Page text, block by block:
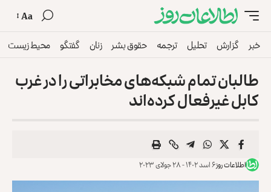
Aa
خبر گزارش تحلیل ترجمه حقوق بشر زنان گفتگو محیط زیست
طالبان تمام شبکه‌های مخابراتی را در غرب
کابل غیرفعال کرده‌اند
اطلاعات روز۶ اسد ۱۴۰۲ - ۲۸ جولای ۲۰۲۳